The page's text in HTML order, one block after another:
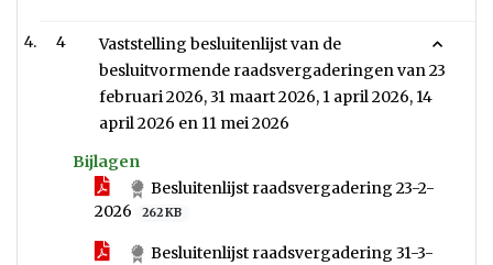
4
Vaststelling besluitenlijst van de
besluitvormende raadsvergaderingen van 23
februari 2026, 31 maart 2026, 1 april 2026, 14
april 2026 en 11 mei 2026
Bijlagen
Besluitenlijst raadsvergadering 23-2-
2026
262 KB
Besluitenlijst raadsvergadering 31-3-